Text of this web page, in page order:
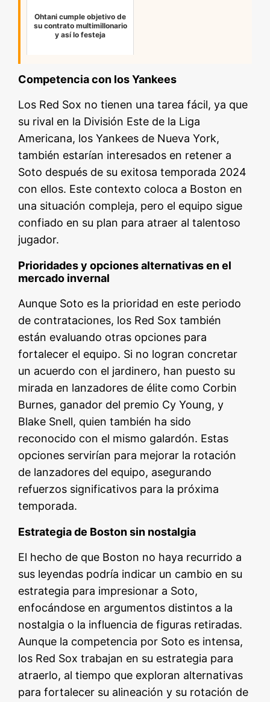
Ohtani cumple objetivo de
su contrato multimillonario
y así lo festeja
Competencia con los Yankees
Los Red Sox no tienen una tarea fácil, ya que
su rival en la División Este de la Liga
Americana, los Yankees de Nueva York,
también estarían interesados en retener a
Soto después de su exitosa temporada 2024
con ellos. Este contexto coloca a Boston en
una situación compleja, pero el equipo sigue
confiado en su plan para atraer al talentoso
jugador.
Prioridades y opciones alternativas en el
mercado invernal
Aunque Soto es la prioridad en este periodo
de contrataciones, los Red Sox también
están evaluando otras opciones para
fortalecer el equipo. Si no logran concretar
un acuerdo con el jardinero, han puesto su
mirada en lanzadores de élite como Corbin
Burnes, ganador del premio Cy Young, y
Blake Snell, quien también ha sido
reconocido con el mismo galardón. Estas
opciones servirían para mejorar la rotación
de lanzadores del equipo, asegurando
refuerzos significativos para la próxima
temporada.
Estrategia de Boston sin nostalgia
El hecho de que Boston no haya recurrido a
sus leyendas podría indicar un cambio en su
estrategia para impresionar a Soto,
enfocándose en argumentos distintos a la
nostalgia o la influencia de figuras retiradas.
Aunque la competencia por Soto es intensa,
los Red Sox trabajan en su estrategia para
atraerlo, al tiempo que exploran alternativas
para fortalecer su alineación y su rotación de